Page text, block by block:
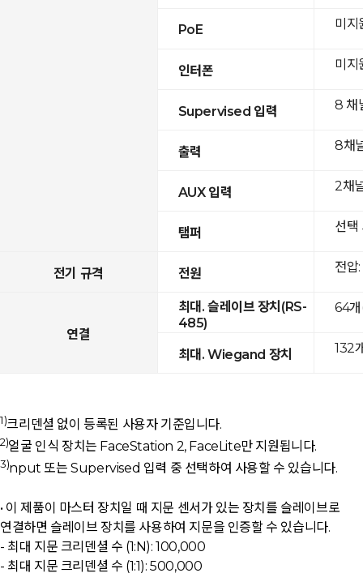
PoE
인터폰
Supervised 입력
출력
AUX 입력
탬퍼
전기 규격 전원
연결
최대. 슬레이브 장치(RS-
485)
최대. Wiegand 장치
미지
미지
8 채
8채
2채
선택
전압
64개
132
1)크리덴셜 없이 등록된 사용자 기준입니다.
2)얼굴 인식 장치는 FaceStation 2, FaceLite만 지원됩니다.
3)nput 또는 Supervised 입력 중 선택하여 사용할 수 있습니다.
• 이 제품이 마스터 장치일 때 지문 센서가 있는 장치를 슬레이브로
연결하면 슬레이브 장치를 사용하여 지문을 인증할 수 있습니다.
- 최대 지문 크리덴셜 수 (1:N): 100,000
- 최대 지문 크리덴셜 수 (1:1): 500,000